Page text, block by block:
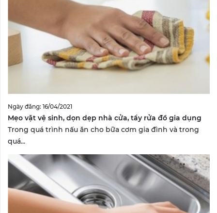
Ngày đăng: 16/04/2021
Mẹo vặt vệ sinh, dọn dẹp nhà cửa, tẩy rửa đồ gia dụng
Trong quá trình nấu ăn cho bữa cơm gia đình và trong
quá...